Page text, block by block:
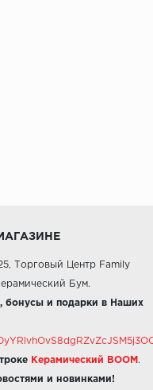
Торговый Центр Family
Бум.
бонусы и подарки в Наших
Керамический BOOM .
и новинками!